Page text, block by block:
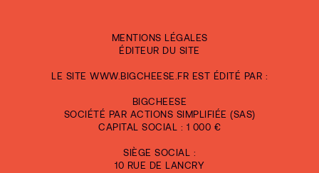
MENTIONS LÉGALES
ÉDITEUR DU SITE
LE SITE WWW.BIGCHEESE.FR EST ÉDITÉ PAR :
BIGCHEESE
SOCIÉTÉ PAR ACTIONS SIMPLIFIÉE (SAS)
CAPITAL SOCIAL : 1 000 €
SIÈGE SOCIAL :
10 RUE DE LANCRY